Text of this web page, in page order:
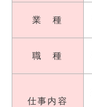
業 種
職 種
仕事内容